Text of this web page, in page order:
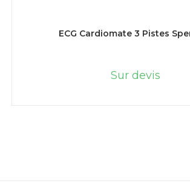
ECG Cardiomate 3 Pistes
Sur devis